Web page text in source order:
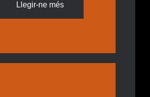
Llegir-ne més